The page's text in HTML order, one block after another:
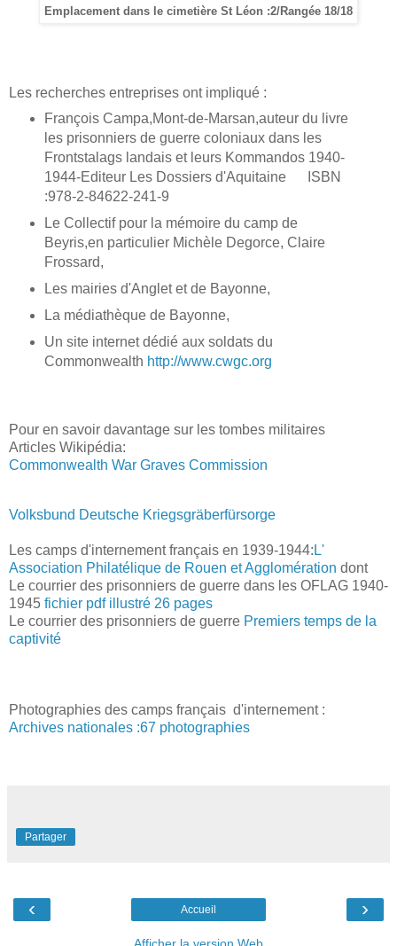
Emplacement dans le cimetière St Léon :2/Rangée 18/18
Les recherches entreprises ont impliqué :
François Campa,Mont-de-Marsan,auteur du livre
les prisonniers de guerre coloniaux dans les
Frontstalags landais et leurs Kommandos 1940-
1944-Editeur Les Dossiers d'Aquitaine ISBN
:978-2-84622-241-9
Le Collectif pour la mémoire du camp de
Beyris,en particulier Michèle Degorce, Claire
Frossard,
Les mairies d'Anglet et de Bayonne,
La médiathèque de Bayonne,
Un site internet dédié aux soldats du
Commonwealth http://www.cwgc.org
Pour en savoir davantage sur les tombes militaires
Articles Wikipédia:
Commonwealth War Graves Commission
Volksbund Deutsche Kriegsgräberfürsorge
Les camps d'internement français en 1939-1944: L'
Association Philatélique de Rouen et Agglomération dont
Le courrier des prisonniers de guerre dans les OFLAG 1940-
1945 fichier pdf illustré 26 pages
Le courrier des prisonniers de guerre Premiers temps de la
captivité
Photographies des camps français d'internement :
Archives nationales :67 photographies
Partager
‹ ›
Accueil